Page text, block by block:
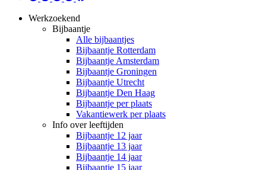
Werkzoekend
Bijbaantje
Alle bijbaantjes
Bijbaantje Rotterdam
Bijbaantje Amsterdam
Bijbaantje Groningen
Bijbaantje Utrecht
Bijbaantje Den Haag
Bijbaantje per plaats
Vakantiewerk per plaats
Info over leeftijden
Bijbaantje 12 jaar
Bijbaantje 13 jaar
Bijbaantje 14 jaar
Bijbaantje 15 jaar